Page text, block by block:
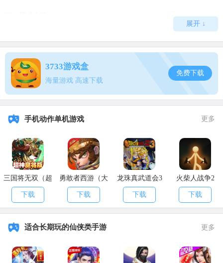
消耗内力点5 调息时间10 领悟重数 1重
春晓无形，凭手中长剑配柳枝摇摆之姿连续划伤对手，给对手造
成1120(+X)点伤害。
消耗内力点0 调息时间0 领悟重数 3重
遮天碧荷聚西子，招架住对手的攻击后，有26%(+X%)几率横转
剑身回击对手，造成75%的伤害。
影响属性：身法
3.秋景·印月【被动招式】
消耗内力点0 调息时间0 领悟重数 5重
展开 ↓
3733游戏盒
海量游戏 高速下载
免费下载
手机动作单机游戏 更多
三国将无双（超
神魔将版）
下载
勇敢者西游（大
乱斗）
下载
龙珠真武道会3
下载
火柴人战争2
下载
适合长期玩的仙侠类手游 更多